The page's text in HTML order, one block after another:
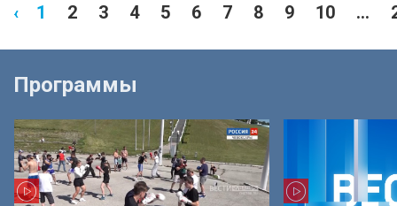
‹ 1 2 3 4 5 6 7 8 9 10 ...
Программы